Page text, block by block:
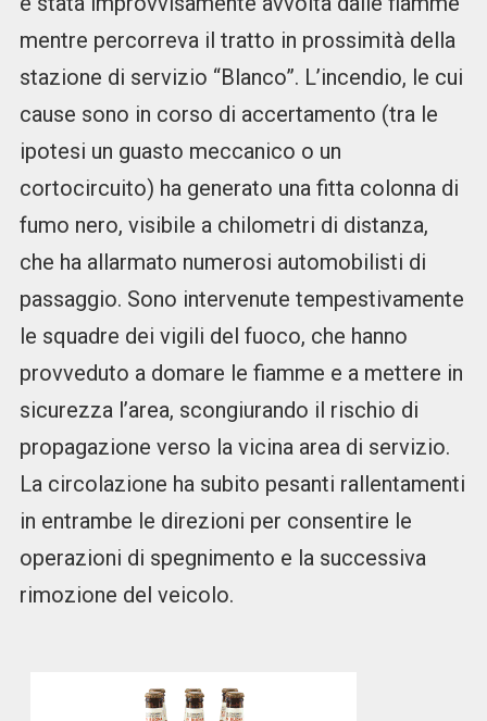
mentre percorreva il tratto in prossimità della
stazione di servizio “Blanco”. L’incendio, le cui
cause sono in corso di accertamento (tra le
ipotesi un guasto meccanico o un
cortocircuito) ha generato una fitta colonna di
fumo nero, visibile a chilometri di distanza,
che ha allarmato numerosi automobilisti di
passaggio. Sono intervenute tempestivamente
le squadre dei vigili del fuoco, che hanno
provveduto a domare le fiamme e a mettere in
sicurezza l’area, scongiurando il rischio di
propagazione verso la vicina area di servizio.
La circolazione ha subito pesanti rallentamenti
in entrambe le direzioni per consentire le
operazioni di spegnimento e la successiva
rimozione del veicolo.